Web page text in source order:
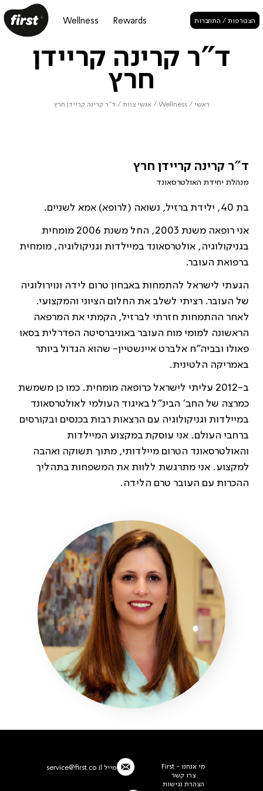
הצטרפות / התחברות Rewards
Wellness
ד"ר קרינה קריידן
חרץ
ראשי /
Wellness
/ אנשי צוות / ד"ר קרינה קריידן חרץ
ד"ר קרינה קריידן חרץ
מנהלת יחידת האולטרסאונד
בת 40, ילידת ברזיל, נשואה (לרופא) אמא לשניים.
אני רופאה משנת 2003, החל משנת 2006 מומחית
בגניקולוגיה, אולטרסאונד במיילדות וגניקולוגיה, מומחית
ברפואת העובר.
הגעתי לישראל להתמחות באבחון טרום לידה ונוירולוגיה
של העובר. רציתי לשלב את החלום הציוני והמקצועי.
לאחר ההתמחות חזרתי לברזיל, הקמתי את המרפאה
הראשונה למומי מוח העובר באוניברסיטה הפדרלית בסאו
פאולו ובביה”ח אלברט איינשטיין- שהוא הגדול ביותר
באמריקה הלטינית.
ב-2012 עליתי לישראל כרופאה מומחית. כמו כן משמשת
כמרצה של החב’ הבינ”ל באיגוד העולמי לאולטרסאונד
במיילדות וגניקולוגיה עם הרצאות רבות בכנסים ובקורסים
ברחבי העולם. אני עוסקת במקצוע המיילדות
והאולטרסאונד הטרום מיילדותי, מתוך תשוקה ואהבה
למקצוע. אני מתרגשת ללוות את המשפחות בתהליך
ההכרות עם העובר טרם הלידה.
מי אנחנו - First
צרו קשר
הצהרת נגישות
מייל service@first.co.il